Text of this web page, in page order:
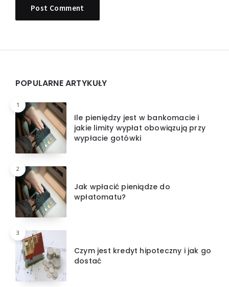
Widgets
POPULARNE ARTYKUŁY
1
Ile pieniędzy jest w bankomacie i
jakie limity wypłat obowiązują przy
wypłacie gotówki
2
Jak wpłacić pieniądze do
wpłatomatu?
3
Czym jest kredyt hipoteczny i jak go
dostać